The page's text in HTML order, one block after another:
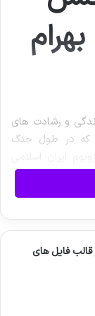
و رشادت های
که در طول جنگ
ایران اسلامی
پروازی و
و سندی مهم از
قالب فایل های